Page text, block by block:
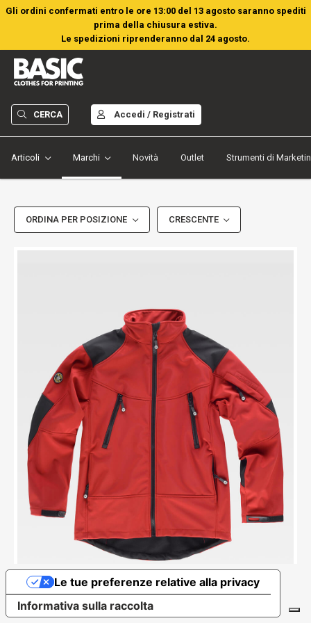
Gli ordini confermati entro le ore 13:00 del 13 agosto saranno spediti
prima della chiusura estiva.
Le spedizioni riprenderanno dal 24 agosto.
Articoli Marchi Novità Outlet Strumenti di
CERCA Accedi / Registrati
ORDINA PER POSIZIONE CRESCENTE
Informativa sulla raccolta
Le tue preferenze relative alla privacy